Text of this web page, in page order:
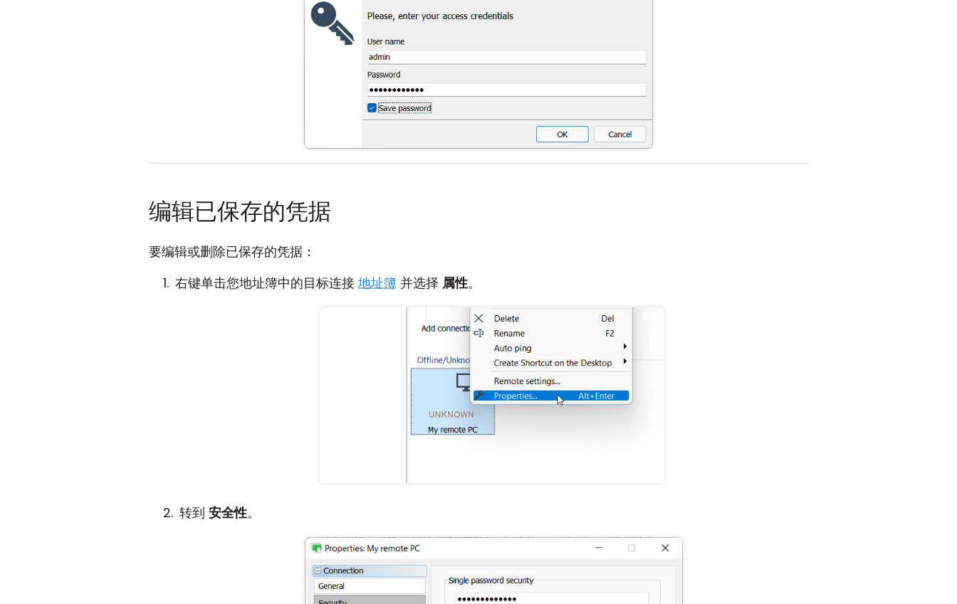
编辑已保存的凭据
要编辑或删除已保存的凭据：
右键单击您地址簿中的目标连接 地址簿 并选择 属性。
转到 安全性。